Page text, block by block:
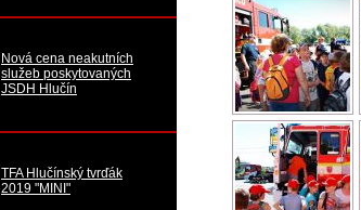
Nová cena neakutních
služeb poskytovaných
JSDH Hlučín
TFA Hlučínský tvrďák
2019 "MINI"